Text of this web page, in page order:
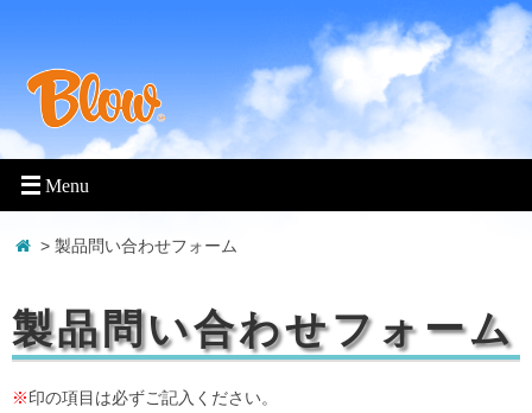
> 製品問い合わせフォーム
製品問い合わせフォーム
※印の項目は必ずご記入ください。